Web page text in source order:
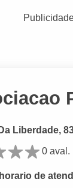
Liberdade,
0 aval.
de